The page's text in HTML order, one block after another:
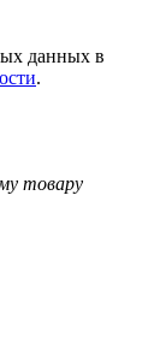
данных в
.